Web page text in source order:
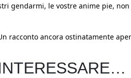
gendarmi, le vostre anime pie,
racconto ancora ostinatamente